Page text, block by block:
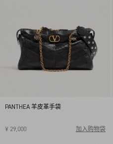
PANTHEA 羊皮革手袋
¥ 29,000 加入购物袋